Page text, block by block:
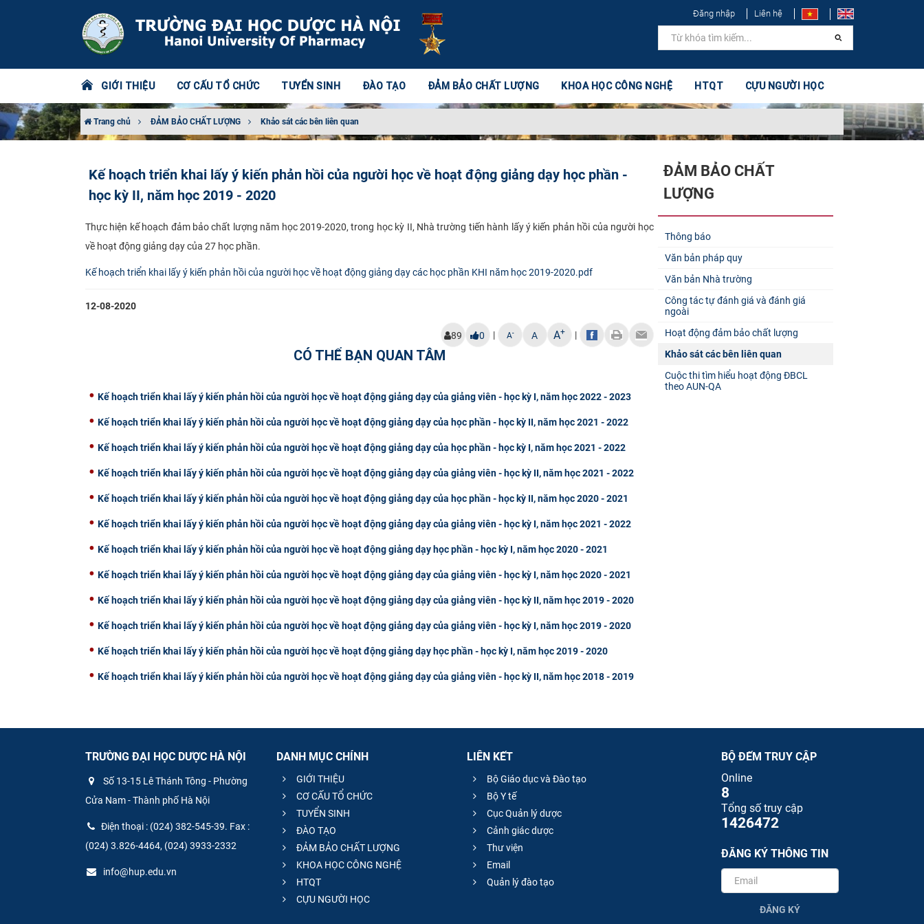
Đăng nhập Liên hệ
GIỚI THIỆU CƠ CẤU TỔ CHỨC TUYỂN SINH ĐÀO TẠO ĐẢM BẢO CHẤT LƯỢNG KHOA HỌC CÔNG NGHỆ HTQT CỰU NGƯỜI HỌC
Trang chủ ĐẢM BẢO CHẤT LƯỢNG Khảo sát các bên liên quan
Kế hoạch triển khai lấy ý kiến phản hồi của người học về hoạt động giảng dạy học phần -
học kỳ II, năm học 2019 - 2020
Thực ​hiện kế hoạch đảm bảo chất lượng năm học 2019-2020, trong học kỳ II, Nhà trường tiến hành lấy ý kiến phản hồi của người học
về hoạt động giảng dạy của 27 học phần.​
Kế hoạch triển khai lấy ý kiến phản hồi của người học về hoạt động giảng dạy các học phần KHI năm học 2019-2020.pdf
12-08-2020
89 0 | A- A A+ |
CÓ THỂ BẠN QUAN TÂM
Kế hoạch triển khai lấy ý kiến phản hồi của người học về hoạt động giảng dạy của giảng viên - học kỳ I, năm học 2022 - 2023
Kế hoạch triển khai lấy ý kiến phản hồi của người học về hoạt động giảng dạy của học phần - học kỳ II, năm học 2021 - 2022
Kế hoạch triển khai lấy ý kiến phản hồi của người học về hoạt động giảng dạy của học phần - học kỳ I, năm học 2021 - 2022
Kế hoạch triển khai lấy ý kiến phản hồi của người học về hoạt động giảng dạy của giảng viên - học kỳ II, năm học 2021 - 2022
Kế hoạch triển khai lấy ý kiến phản hồi của người học về hoạt động giảng dạy của học phần - học kỳ II, năm học 2020 - 2021
Kế hoạch triển khai lấy ý kiến phản hồi của người học về hoạt động giảng dạy của giảng viên - học kỳ I, năm học 2021 - 2022
Kế hoạch triển khai lấy ý kiến phản hồi của người học về hoạt động giảng dạy học phần - học kỳ I, năm học 2020 - 2021
Kế hoạch triển khai lấy ý kiến phản hồi của người học về hoạt động giảng dạy của giảng viên - học kỳ I, năm học 2020 - 2021
Kế hoạch triển khai lấy ý kiến phản hồi của người học về hoạt động giảng dạy của giảng viên - học kỳ II, năm học 2019 - 2020
Kế hoạch triển khai lấy ý kiến phản hồi của người học về hoạt động giảng dạy của giảng viên - học kỳ I, năm học 2019 - 2020
Kế hoạch triển khai lấy ý kiến phản hồi của người học về hoạt động giảng dạy học phần - học kỳ I, năm học 2019 - 2020
Kế hoạch triển khai lấy ý kiến phản hồi của người học về hoạt động giảng dạy của giảng viên - học kỳ II, năm học 2018 - 2019
ĐẢM BẢO CHẤT
LƯỢNG
Thông báo
Văn bản pháp quy
Văn bản Nhà trường
Công tác tự đánh giá và đánh giá
ngoài
Hoạt động đảm bảo chất lượng
Khảo sát các bên liên quan
Cuộc thi tìm hiểu hoạt động ĐBCL
theo AUN-QA
TRƯỜNG ĐẠI HỌC DƯỢC HÀ NỘI
Số 13-15 Lê Thánh Tông - Phường
Cửa Nam - Thành phố Hà Nội
Điện thoại : (024) 382-545-39. Fax :
(024) 3.826-4464, (024) 3933-2332
info@hup.edu.vn
DANH MỤC CHÍNH
GIỚI THIỆU
CƠ CẤU TỔ CHỨC
TUYỂN SINH
ĐÀO TẠO
ĐẢM BẢO CHẤT LƯỢNG
KHOA HỌC CÔNG NGHỆ
HTQT
CỰU NGƯỜI HỌC
LIÊN KẾT
Bộ Giáo dục và Đào tạo
Bộ Y tế
Cục Quản lý dược
Cảnh giác dược
Thư viện
Email
Quản lý đào tạo
BỘ ĐẾM TRUY CẬP
Online
8
Tổng số truy cập
1426472
ĐĂNG KÝ THÔNG TIN
ĐĂNG KÝ